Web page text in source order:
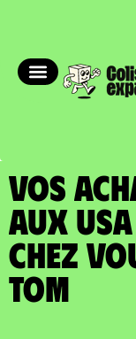
VOS
AUX USA
chez
TOM